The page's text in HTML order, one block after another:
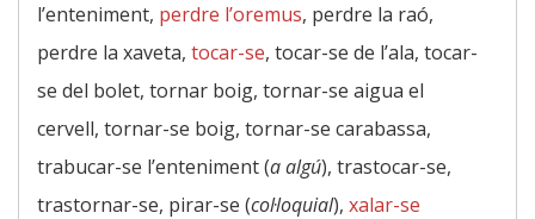
l’enteniment, perdre l’oremus, perdre la raó,
perdre la xaveta, tocar-se, tocar-se de l’ala, tocar-
se del bolet, tornar boig, tornar-se aigua el
cervell, tornar-se boig, tornar-se carabassa,
trabucar-se l’enteniment (a algú), trastocar-se,
trastornar-se, pirar-se (col·loquial), xalar-se